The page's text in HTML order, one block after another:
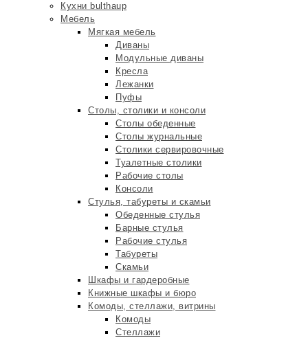
Кухни bulthaup
Мебель
Мягкая мебель
Диваны
Модульные диваны
Кресла
Лежанки
Пуфы
Столы, столики и консоли
Столы обеденные
Столы журнальные
Столики сервировочные
Туалетные столики
Рабочие столы
Консоли
Стулья, табуреты и скамьи
Обеденные стулья
Барные стулья
Рабочие стулья
Табуреты
Скамьи
Шкафы и гардеробные
Книжные шкафы и бюро
Комоды, стеллажи, витрины
Комоды
Стеллажи